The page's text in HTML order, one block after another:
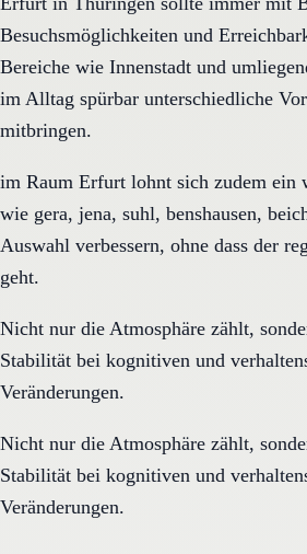
Besuchsmöglichkeiten und
Bereiche wie Innenstadt und
im Alltag spürbar unterschiedliche
mitbringen.
im Raum Erfurt lohnt sich zudem ein
wie gera, jena, suhl, benshausen,
Auswahl verbessern, ohne dass der
geht.
Nicht nur die Atmosphäre zählt,
Stabilität bei kognitiven und
Veränderungen.
Nicht nur die Atmosphäre zählt,
Stabilität bei kognitiven und
Veränderungen.